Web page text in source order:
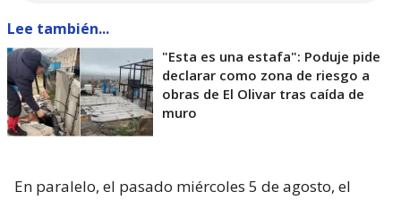
Lee también...
"Esta es una estafa": Poduje pide
declarar como zona de riesgo a
obras de El Olivar tras caída de
muro
En paralelo, el pasado miércoles 5 de agosto, el